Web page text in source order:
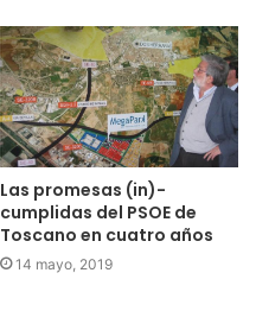
Las promesas (in)-
cumplidas del PSOE de
Toscano en cuatro años
14 mayo, 2019